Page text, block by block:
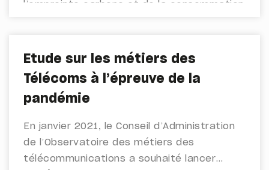
l’empreinte carbone et de la consommation
démontrer, qu’au-delà des choix
technologiques et sociétaux, la maîtrise
des enjeux environnementaux propres au
domaine numérique (et aussi à celui des
Etude sur les métiers des
Télécoms à l’épreuve de la
pandémie
En janvier 2021, le Conseil d’Administration
de l’Observatoire des métiers des
télécommunications a souhaité lancer